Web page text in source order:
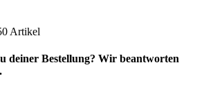
Artikel
deiner Bestellung? Wir beantworten